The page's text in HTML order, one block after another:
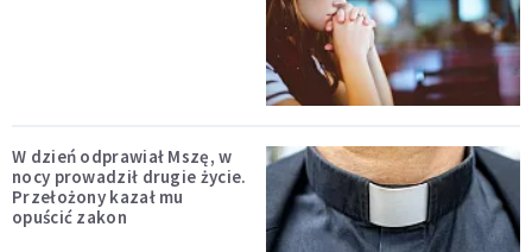
W dzień odprawiał Mszę, w
nocy prowadził drugie życie.
Przełożony kazał mu
opuścić zakon